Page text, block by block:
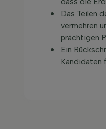
Das Teilen
vermehren
prächtigen
Ein
Kandidaten